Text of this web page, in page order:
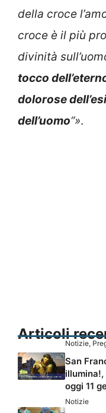
della croce
croce è il più
divinità
tocco
dolorose
dell’uomo“».
Articoli
Notizie,
San
oggi 11
Notizie